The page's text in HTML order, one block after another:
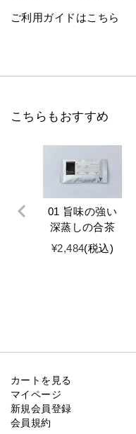
ご利用ガイドはこちら
こちらもおすすめ
01 旨味の強い
深蒸しの合茶
¥2,484 税込
カートを見る
マイページ
新規会員登録
会員規約